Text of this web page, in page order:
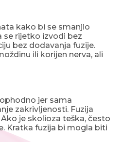
kako bi se smanjio
se rijetko izvodi bez
bez dodavanja fuzije.
ili korijen nerva, ali
jer sama
zakrivljenosti. Fuzija
je skolioza teška, često
Kratka fuzija bi mogla biti